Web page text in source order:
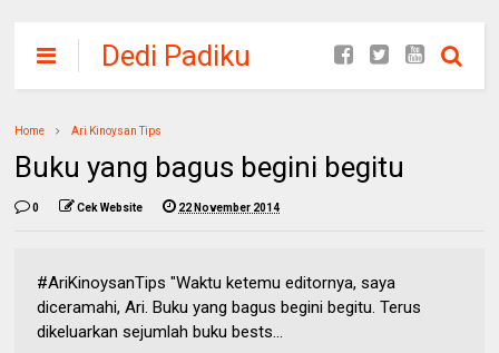
Dedi Padiku
Home Ari Kinoysan Tips
Buku yang bagus begini begitu
0 Cek Website 22 November 2014
‪#‎AriKinoysanTips‬ "Waktu ketemu editornya, saya
diceramahi, Ari. Buku yang bagus begini begitu. Terus
dikeluarkan sejumlah buku bests...